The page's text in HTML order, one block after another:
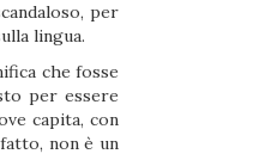
per
lingua.
che fosse
per essere
capita, con
non è un